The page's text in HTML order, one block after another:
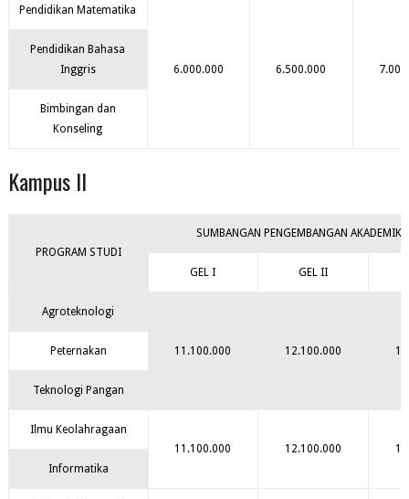
Pendidikan Matematika
6.000.000 6.500.000
Pendidikan Bahasa
Inggris
Bimbingan dan
Konseling
Kampus II
PROGRAM STUDI
SUMBANGAN PENGEMBANGAN AKADEMIK
GEL I GEL II
Agroteknologi
11.100.000 12.100.000
Peternakan
Teknologi Pangan
Ilmu Keolahragaan
11.100.000
12.100.000
Informatika